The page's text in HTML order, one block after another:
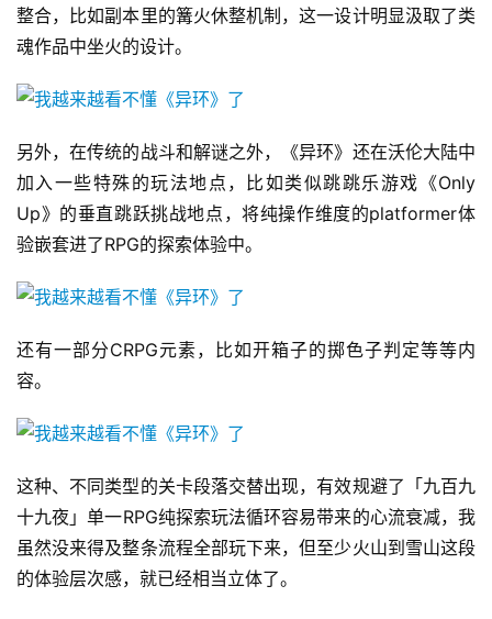
整合，比如副本里的篝火休整机制，这一设计明显汲取了类
魂作品中坐火的设计。
另外，在传统的战斗和解谜之外，《异环》还在沃伦大陆中
加入一些特殊的玩法地点，比如类似跳跳乐游戏《Only
Up》的垂直跳跃挑战地点，将纯操作维度的platformer体
验嵌套进了RPG的探索体验中。
还有一部分CRPG元素，比如开箱子的掷色子判定等等内
容。
这种、不同类型的关卡段落交替出现，有效规避了「九百九
十九夜」单一RPG纯探索玩法循环容易带来的心流衰减，我
虽然没来得及整条流程全部玩下来，但至少火山到雪山这段
的体验层次感，就已经相当立体了。